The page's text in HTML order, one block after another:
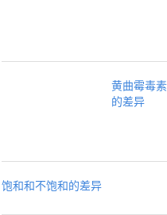
黄曲霉毒
的差异
饱和和不饱和的差异